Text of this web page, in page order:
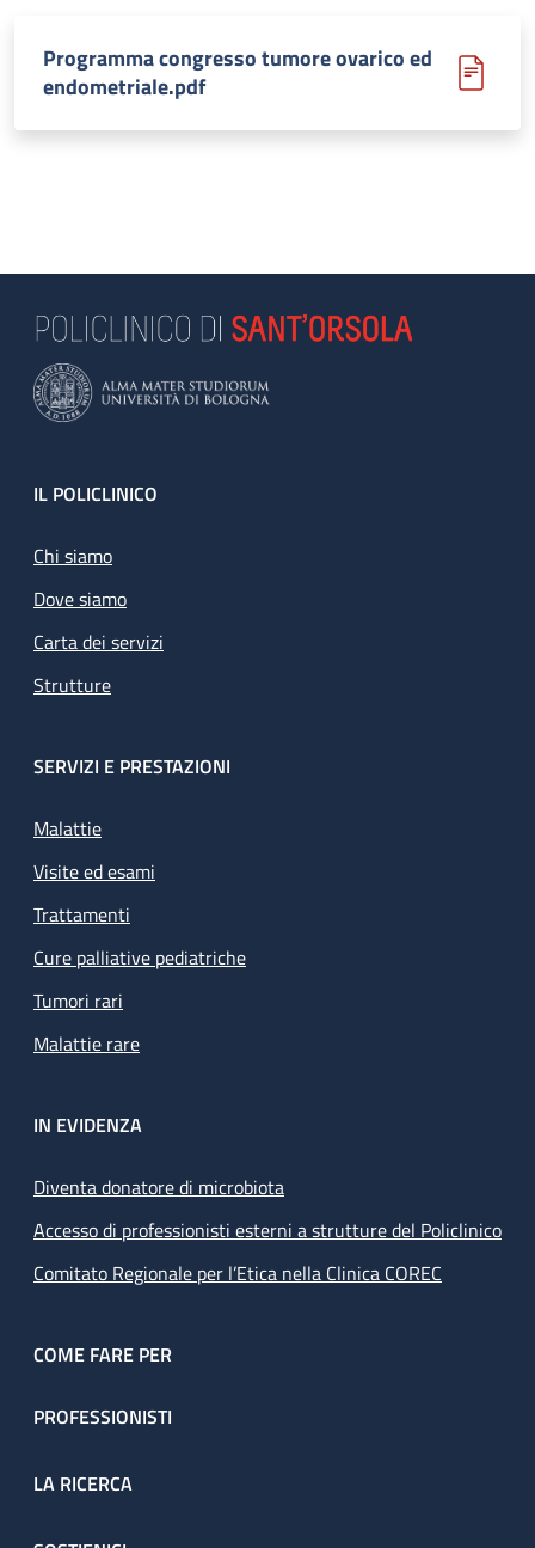
Programma congresso tumore ovarico ed
endometriale.pdf
Footer
IL POLICLINICO
Chi siamo
Dove siamo
Carta dei servizi
Strutture
SERVIZI E PRESTAZIONI
Malattie
Visite ed esami
Trattamenti
Cure palliative pediatriche
Tumori rari
Malattie rare
IN EVIDENZA
Diventa donatore di microbiota
Accesso di professionisti esterni a strutture del Policlinico
Comitato Regionale per l’Etica nella Clinica COREC
COME FARE PER
PROFESSIONISTI
LA RICERCA